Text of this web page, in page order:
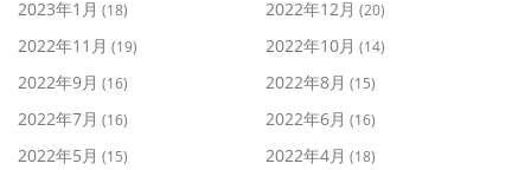
2023年1月 (18) 2022年12月 (20)
2022年11月 (19) 2022年10月 (14)
2022年9月 (16) 2022年8月 (15)
2022年7月 (16) 2022年6月 (16)
2022年5月 (15) 2022年4月 (18)